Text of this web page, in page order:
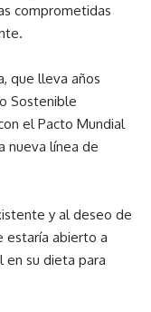
comprometidas
que lleva años
Sostenible
el Pacto Mundial
nueva línea de
y al deseo de
estaría abierto a
su dieta para